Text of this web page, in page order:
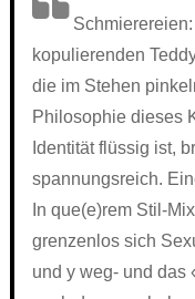
kopulierenden
die im Stehen
Philosophie dieses
Identität flüssig ist,
spannungsreich.
In que(e)rem Stil-
grenzenlos sich
und y weg- und das